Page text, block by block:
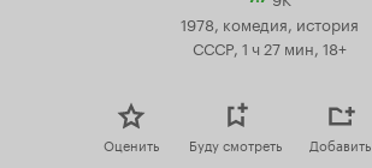
7.7
1978, комедия, история
СССР, 1 ч 27 мин, 18+
Оценить Буду смотреть Добавить